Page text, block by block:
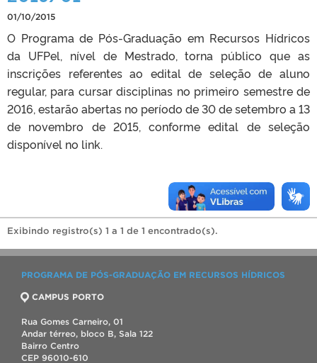
01/10/2015
O Programa de Pós-Graduação em Recursos Hídricos
da UFPel, nível de Mestrado, torna público que as
inscrições referentes ao edital de seleção de aluno
regular, para cursar disciplinas no primeiro semestre de
2016, estarão abertas no período de 30 de setembro a 13
de novembro de 2015, conforme edital de seleção
disponível no link.
Exibindo registro(s) 1 a 1 de 1 encontrado(s).
PROGRAMA DE PÓS-GRADUAÇÃO EM RECURSOS HÍDRICOS
CAMPUS PORTO
Rua Gomes Carneiro, 01
Andar térreo, bloco B, Sala 122
Bairro Centro
CEP 96010-610